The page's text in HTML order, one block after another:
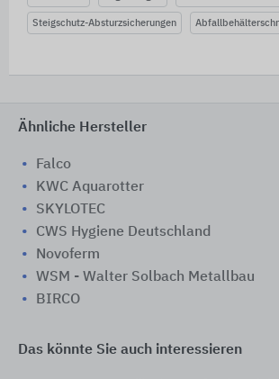
Steigschutz-Absturzsicherungen
Ähnliche Hersteller
Falco
KWC Aquarotter
SKYLOTEC
CWS Hygiene Deutschland
Novoferm
WSM - Walter Solbach Metallbau
BIRCO
Das könnte Sie auch interessieren